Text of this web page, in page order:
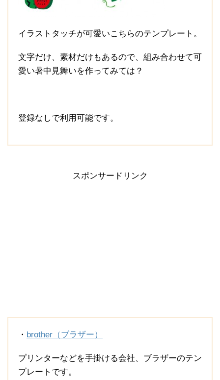
イラストタッチが可愛いこちらのテンプレート。
文字だけ、素材だけもあるので、組み合わせて可
愛い暑中見舞いを作ってみては？
登録なしで利用可能です。
スポンサードリンク
・ brother（ブラザー）
プリンターなどを手掛ける会社、ブラザーのテン
プレートです。